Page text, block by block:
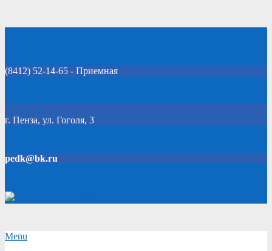
(8412) 52-14-65 - Приемная
Click Here
г. Пенза, ул. Гоголя, 3
pedk@bk.ru
Secondary
Menu